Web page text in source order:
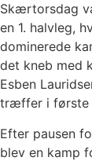
Skærtorsdag
en 1. halvleg,
dominerede
det kneb med
Esben
træffer i første
Efter pausen
blev en kamp